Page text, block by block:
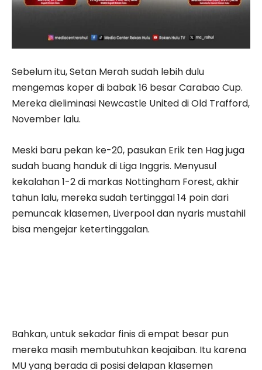
Sebelum itu, Setan Merah sudah lebih dulu
mengemas koper di babak 16 besar Carabao Cup.
Mereka dieliminasi Newcastle United di Old Trafford,
November lalu.
Meski baru pekan ke-20, pasukan Erik ten Hag juga
sudah buang handuk di Liga Inggris. Menyusul
kekalahan 1-2 di markas Nottingham Forest, akhir
tahun lalu, mereka sudah tertinggal 14 poin dari
pemuncak klasemen, Liverpool dan nyaris mustahil
bisa mengejar ketertinggalan.
Bahkan, untuk sekadar finis di empat besar pun
mereka masih membutuhkan keajaiban. Itu karena
MU yang berada di posisi delapan klasemen